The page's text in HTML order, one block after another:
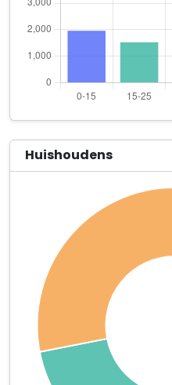
Datafox Benelux B.V.
Stadionlaan 85 B3.05
DMR Zonnepanelen B.V.
Graafseweg 14 B
Hintham 83
Prins Bernhardstraat 6
ERIB Brandwerende
Wilhelminastraat 2
ERIB Isolatietechniek
Wilhelminastraat 2
ERIB Luchttechniek B.V.
Wilhelminastraat 2
ERIB van den
Wilhelminastraat 2
Huishoudens